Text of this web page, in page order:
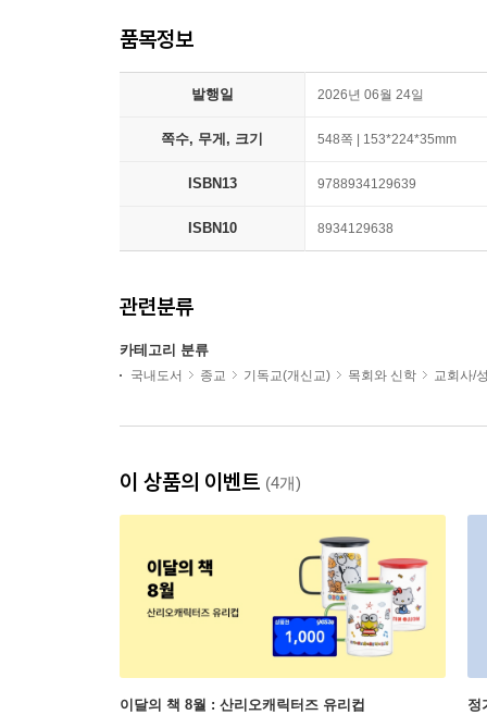
품목정보
발행일 2026년 06월 24일
쪽수, 무게, 크기 548쪽 | 153*224*35mm
ISBN13 9788934129639
ISBN10 8934129638
관련분류
카테고리 분류
국내도서 종교 기독교(개신교) 목회와 신학 교회사/
이 상품의 이벤트 (4개)
이달의 책 8월 : 산리오캐릭터즈 유리컵 정